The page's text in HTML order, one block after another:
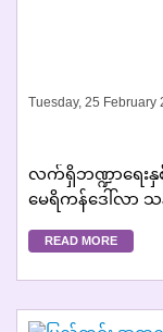
Tuesday, 25 February
လက်ရှိဘဏ္ဍာရေးနှ
မေရိကန်ဒေါ်လာ သ
READ MORE